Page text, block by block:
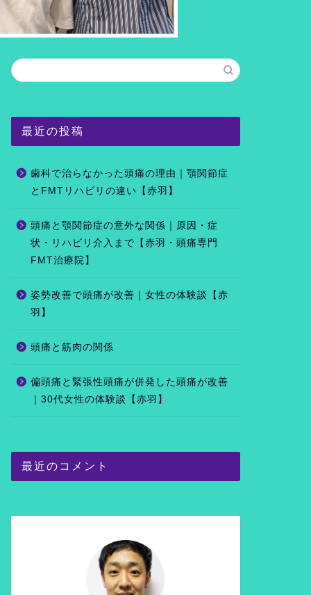
最近の投稿
歯科で治らなかった頭痛の理由｜顎関節症
とFMTリハビリの違い【赤羽】
頭痛と顎関節症の意外な関係｜原因・症
状・リハビリ介入まで【赤羽・頭痛専門
FMT治療院】
姿勢改善で頭痛が改善｜女性の体験談【赤
羽】
頭痛と筋肉の関係
偏頭痛と緊張性頭痛が併発した頭痛が改善
｜30代女性の体験談【赤羽】
最近のコメント